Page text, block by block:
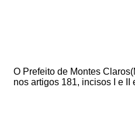
O Prefeito de Montes
nos artigos 181, incisos I e